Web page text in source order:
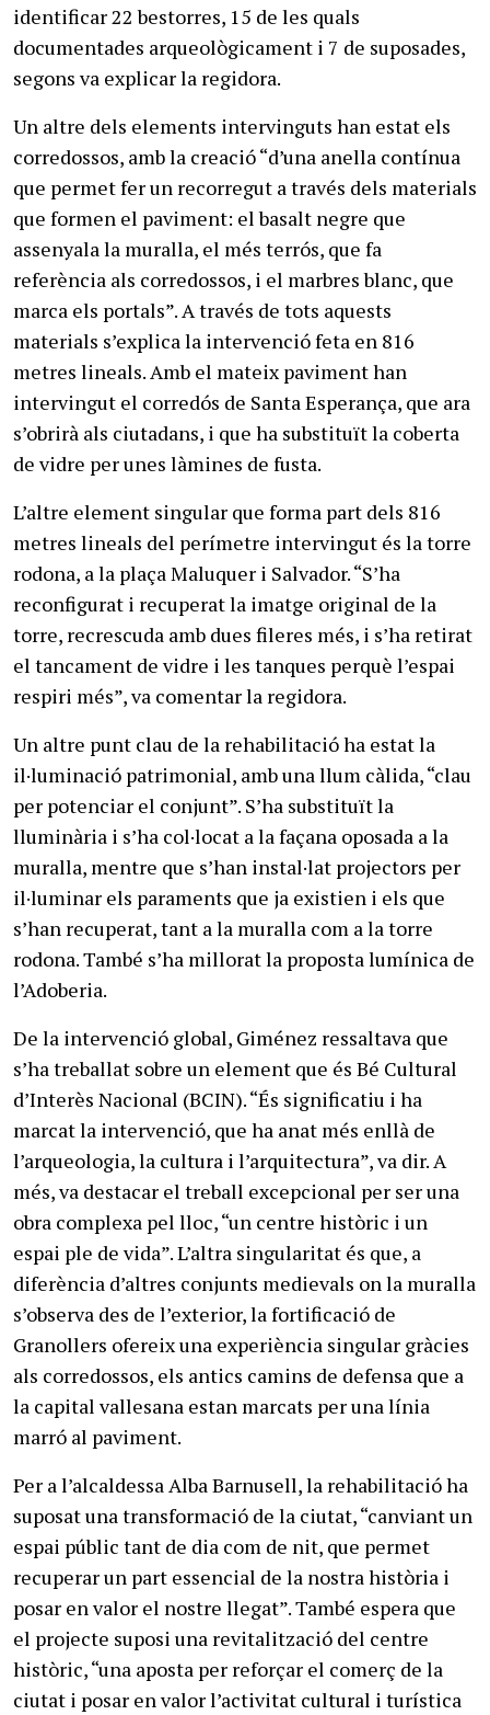
identificar 22 bestorres, 15 de les quals
documentades arqueològicament i 7 de suposades,
segons va explicar la regidora.
Un altre dels elements intervinguts han estat els
corredossos, amb la creació “d’una anella contínua
que permet fer un recorregut a través dels materials
que formen el paviment: el basalt negre que
assenyala la muralla, el més terrós, que fa
referència als corredossos, i el marbres blanc, que
marca els portals”. A través de tots aquests
materials s’explica la intervenció feta en 816
metres lineals. Amb el mateix paviment han
intervingut el corredós de Santa Esperança, que ara
s’obrirà als ciutadans, i que ha substituït la coberta
de vidre per unes làmines de fusta.
L’altre element singular que forma part dels 816
metres lineals del perímetre intervingut és la torre
rodona, a la plaça Maluquer i Salvador. “S’ha
reconfigurat i recuperat la imatge original de la
torre, recrescuda amb dues fileres més, i s’ha retirat
el tancament de vidre i les tanques perquè l’espai
respiri més”, va comentar la regidora.
Un altre punt clau de la rehabilitació ha estat la
il·luminació patrimonial, amb una llum càlida, “clau
per potenciar el conjunt”. S’ha substituït la
lluminària i s’ha col·locat a la façana oposada a la
muralla, mentre que s’han instal·lat projectors per
il·luminar els paraments que ja existien i els que
s’han recuperat, tant a la muralla com a la torre
rodona. També s’ha millorat la proposta lumínica de
l’Adoberia.
De la intervenció global, Giménez ressaltava que
s’ha treballat sobre un element que és Bé Cultural
d’Interès Nacional (BCIN). “És significatiu i ha
marcat la intervenció, que ha anat més enllà de
l’arqueologia, la cultura i l’arquitectura”, va dir. A
més, va destacar el treball excepcional per ser una
obra complexa pel lloc, “un centre històric i un
espai ple de vida”. L’altra singularitat és que, a
diferència d’altres conjunts medievals on la muralla
s’observa des de l’exterior, la fortificació de
Granollers ofereix una experiència singular gràcies
als corredossos, els antics camins de defensa que a
la capital vallesana estan marcats per una línia
marró al paviment.
Per a l’alcaldessa Alba Barnusell, la rehabilitació ha
suposat una transformació de la ciutat, “canviant un
espai públic tant de dia com de nit, que permet
recuperar un part essencial de la nostra història i
posar en valor el nostre llegat”. També espera que
el projecte suposi una revitalització del centre
històric, “una aposta per reforçar el comerç de la
ciutat i posar en valor l’activitat cultural i turística